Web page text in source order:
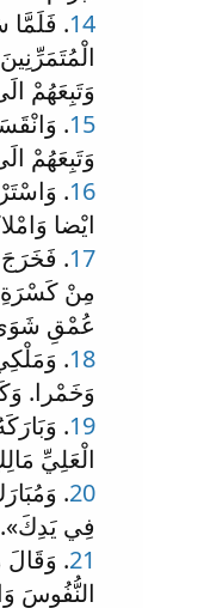
14. فَلَمَّا
وَتَبِعَهُمْ
15
.
وَتَبِعَهُمْ
16
.
ايْضا
17. فَخَرَجَ
مِنْ كَسْرَةِ
عُمْقِ
18
.
وَخَمْرا.
19
.
الْعَلِيِّ
20
.
فِي
21
.
النُّفُوسَ